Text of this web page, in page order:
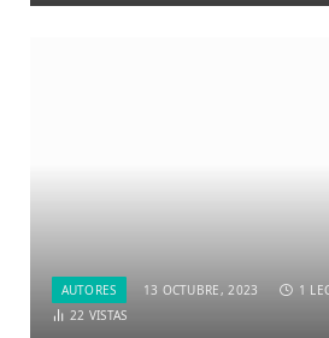
AUTORES 13 OCTUBRE, 2023
1
22 VISTAS